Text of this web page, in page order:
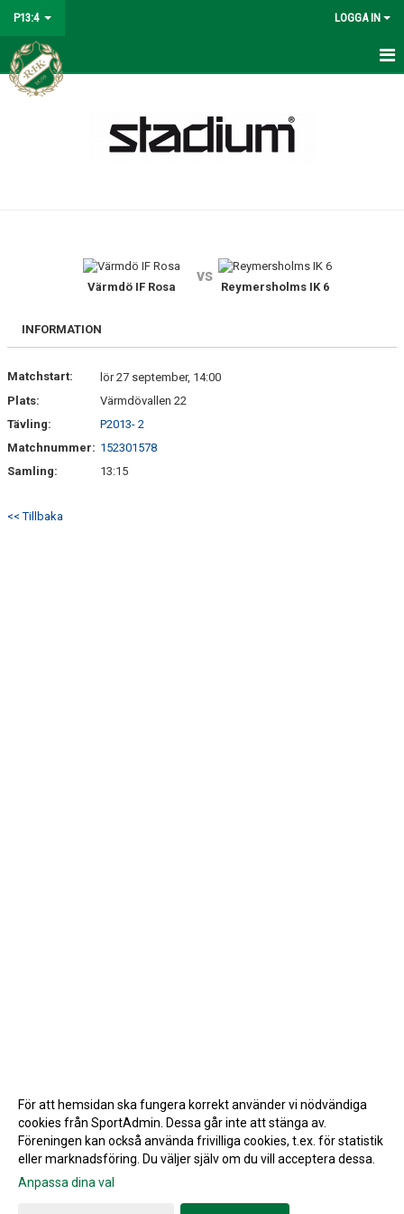
P13:4 LOGGA IN
HEM
DOKUMENT
Värmdö IF Rosa
vs
Reymersholms IK 6
INFORMATION
Matchstart:
lör 27 september, 14:00
Plats:
Värmdövallen 22
Tävling:
P2013- 2
Matchnummer: 152301578
Samling:
13:15
<< Tillbaka
Gå till Webbversion
För att hemsidan ska fungera korrekt använder vi nödvändiga
cookies från SportAdmin. Dessa går inte att stänga av.
Föreningen kan också använda frivilliga cookies, t.ex. för statistik
eller marknadsföring. Du väljer själv om du vill acceptera dessa.
Anpassa dina val